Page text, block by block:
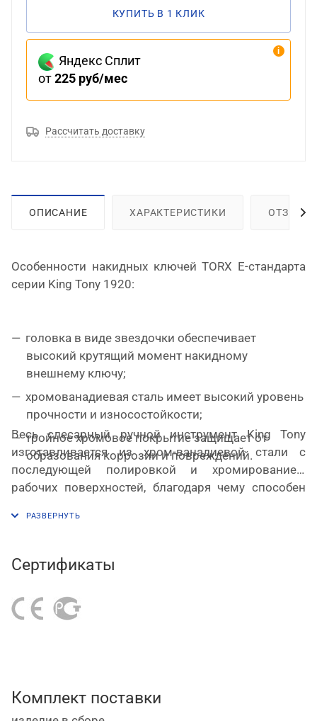
КУПИТЬ В 1 КЛИК
Яндекс Сплит
от225 руб/мес
Рассчитать доставку
ОПИСАНИЕ ХАРАКТЕРИСТИКИ ОТЗЫВЫ
Особенности накидных ключей TORX E-стандарта
серии King Tony 1920:
головка в виде звездочки обеспечивает
высокий крутящий момент накидному
внешнему ключу;
хромованадиевая сталь имеет высокий уровень
прочности и износостойкости;
тройное хромовое покрытие защищает от
образования коррозии и повреждений.
Весь слесарный ручной инструмент King Tony
изготавливается из хром-ванадиевой стали с
последующей полировкой и хромированием
рабочих поверхностей, благодаря чему способен
нагрузки. На весь профессиональный слесарный
предоставляется пожизненная
Сертификаты
Комплект поставки